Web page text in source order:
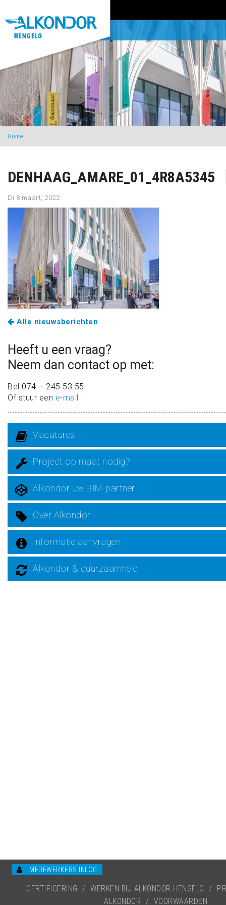
Home
DENHAAG_AMARE_01_4R8A5345
Di 8 maart, 2022
Alle nieuwsberichten
Heeft u een vraag?
Neem dan contact op met:
Bel 074 – 245 53 55
Of stuur een e-mail
Vacatures
Project op maat nodig?
Alkondor uw BIM-partner
Over Alkondor
Informatie aanvragen
Alkondor & duurzaamheid
MEDEWERKERS INLOG
CERTIFICERING / WERKEN BIJ ALKONDOR HENGELO /
ALKONDOR
/ VOORWAARDEN